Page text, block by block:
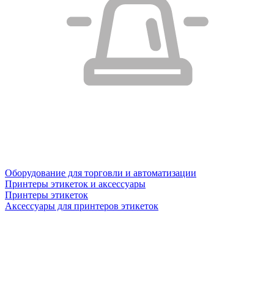
Оборудование для торговли и автоматизации
Принтеры этикеток и аксессуары
Принтеры этикеток
Аксессуары для принтеров этикеток